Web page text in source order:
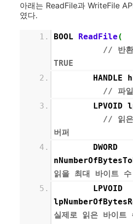
아래는 ReadFile과 WriteFile
였다.
BOOL ReadFile (
// 반환
TRUE
// 파
LPVOID
// 읽은
버퍼
DWORD
읽을 최대 바이트 수
LPVOID
실제로 읽은 바이트